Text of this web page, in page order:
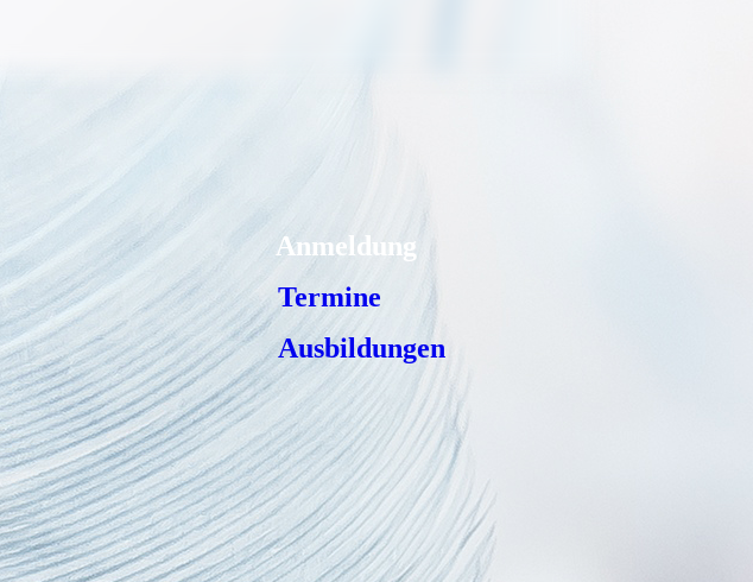
Anmeldung
Termine
Ausbildungen